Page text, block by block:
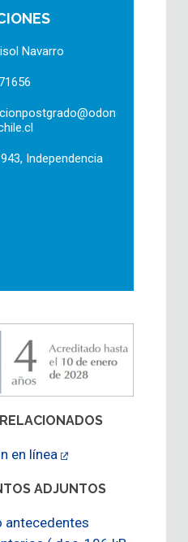
Navarro
Independencia
en línea
ADJUNTOS
antecedentes